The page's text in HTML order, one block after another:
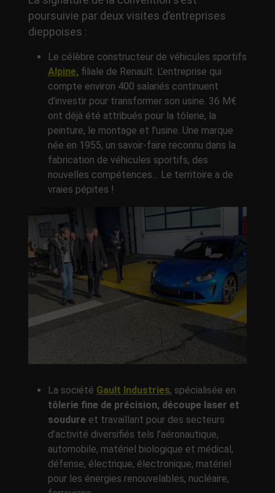
poursuivie par deux visites d’entreprises
dieppoises :
Le célèbre constructeur de véhicules sportifs
Alpine, filiale de Renault. L’entreprise qui
compte environ 400 salariés continuent
d’investir pour transformer son usine. 36 M€
ont déjà été attribués pour la tôlerie, la
peinture, le montage et l’usine. Une marque
née en 1955, un savoir-faire reconnu dans la
fabrication de véhicules sportifs, des
nouvelles compétences… Le territoire a de
vraies pépites !
La société Gault Industries, spécialisée en
tôlerie fine de précision, découpe laser et
soudure et travaillant pour des secteurs
d’activité diversifiés tels l’aéronautique,
automobile, matériel biologique et médical,
défense, électrique, électronique, matériel
pour les énergies renouvelables, nucléaire,